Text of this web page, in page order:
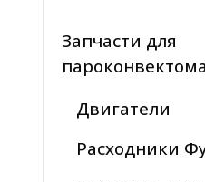
Запчасти для
Двигатели
Расходники